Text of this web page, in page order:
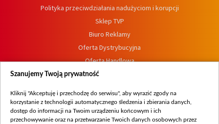
Polityka przeciwdziałania nadużyciom i korupcji
Sklep TVP
Biuro Reklamy
Oferta Dystrybucyjna
Oferta Handlowa
Dostępność
Procedura zgłoszeń wewnętrznych
Szanujemy Twoją prywatność
Kliknij "Akceptuję i przechodzę do serwisu", aby wyrazić zgody na
korzystanie z technologii automatycznego śledzenia i zbierania danych,
dostęp do informacji na Twoim urządzeniu końcowym i ich
przechowywanie oraz na przetwarzanie Twoich danych osobowych przez